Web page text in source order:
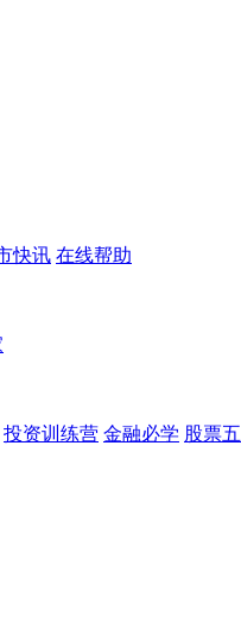
快讯 在线帮助
投资训练营 金融必学 股票